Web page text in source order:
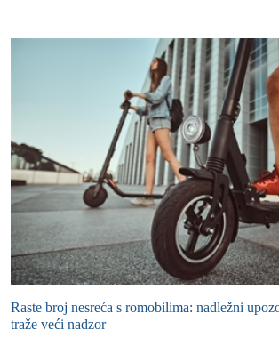
Raste broj nesreća s romobilima: nadležni
traže veći nadzor